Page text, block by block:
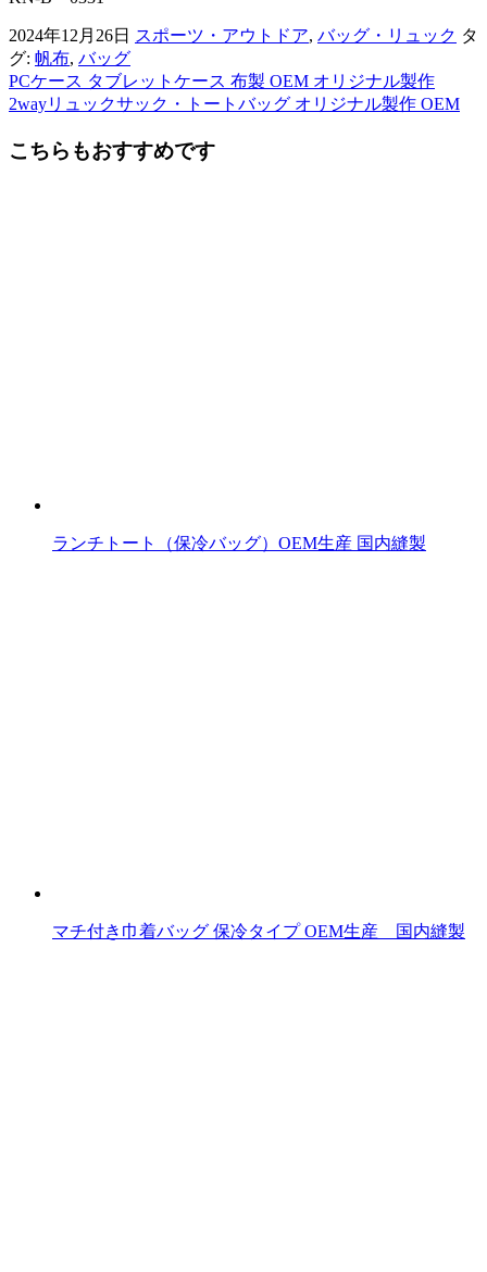
2024年12月26日 スポーツ・アウトドア, バッグ・リュック タ
グ: 帆布, バッグ
前
後
の
PCケース タブレットケース 布製 OEM オリジナル製作
2wayリュックサック・トートバッグ オリジナル製作 OEM
こちらもおすすめです
ランチトート（保冷バッグ）OEM生産 国内縫製
マチ付き巾着バッグ 保冷タイプ OEM生産 国内縫製